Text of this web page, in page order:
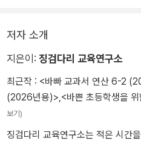
하여 더 많이 공부하도록 구성했으
과 연결되는 초등 수학 개념이 탄탄
저자 소개
지은이: 징검다리 교육연구소
최근작 : <바빠 교과서 연산 6-2
(2026년용)> <바쁜 초등학생을
보기)
징검다리 교육연구소는 적은 시간